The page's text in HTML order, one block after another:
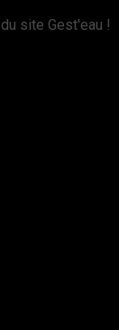
site Gest'eau !